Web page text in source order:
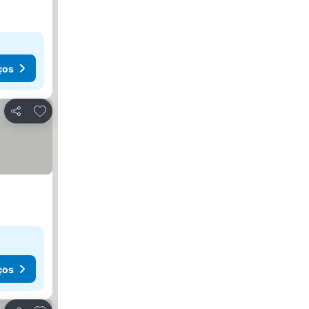
Partilhar
Adicionar aos favoritos